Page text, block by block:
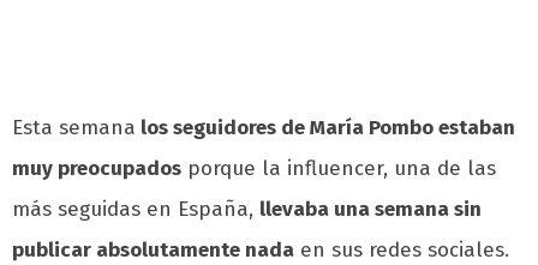
Esta semana los seguidores de María Pombo estaban
muy preocupados porque la influencer, una de las
más seguidas en España, llevaba una semana sin
publicar absolutamente nada en sus redes sociales.